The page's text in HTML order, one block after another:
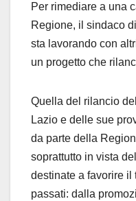
Per rimediare a una
Regione, il sindaco di
sta lavorando con
un progetto che
Quella del rilancio
Lazio e delle sue
da parte della
soprattutto in vista
destinate a favorire il
passati: dalla